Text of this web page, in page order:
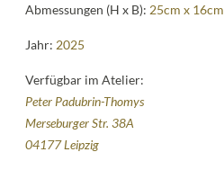
Abmessungen (H x B): 25cm x 16cm
Jahr: 2025
Verfügbar im Atelier:
Peter Padubrin-Thomys
Merseburger Str. 38A
04177 Leipzig